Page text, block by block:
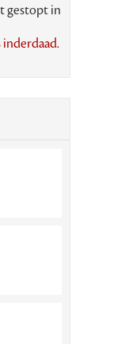
gestopt in
inderdaad.